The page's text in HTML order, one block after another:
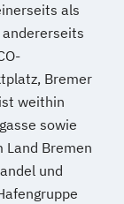
als
Bremer
weithin
sowie
Land Bremen
und